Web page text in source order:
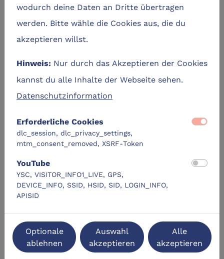
wodurch deine Daten an Dritte übertragen
werden. Bitte wähle die Cookies aus, die du
akzeptieren willst.
Hinweis: Nur durch das Akzeptieren der Cookies
kannst du alle Inhalte der Webseite sehen.
Datenschutzinformation
Erforderliche Cookies
dlc_session, dlc_privacy_settings,
mtm_consent_removed, XSRF-Token
YouTube
YSC, VISITOR_INFO1_LIVE, GPS,
DEVICE_INFO, SSID, HSID, SID, LOGIN_INFO,
APISID
Optionale
ablehnen
Auswahl
akzeptieren
Alle
akzeptieren
Ähnliche Lernangebote
Fake News, Fälschungen und KI -
Wie erkennen wir heute noch die
Zum Lernangebot
location_onHeide label kostenfrei